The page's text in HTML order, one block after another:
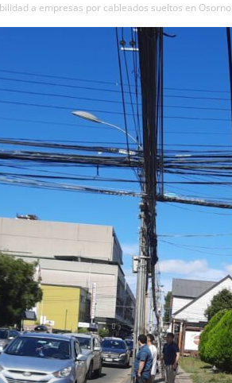
a empresas por cableados sueltos en Osorno